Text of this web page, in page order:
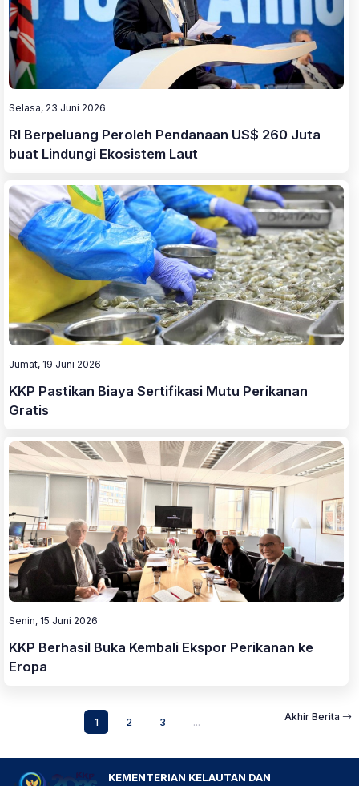
Selasa, 23 Juni 2026
RI Berpeluang Peroleh Pendanaan US$ 260 Juta
buat Lindungi Ekosistem Laut
Jumat, 19 Juni 2026
KKP Pastikan Biaya Sertifikasi Mutu Perikanan
Gratis
Senin, 15 Juni 2026
KKP Berhasil Buka Kembali Ekspor Perikanan ke
Eropa
1 2 3 ... Akhir Berita
KEMENTERIAN KELAUTAN DAN